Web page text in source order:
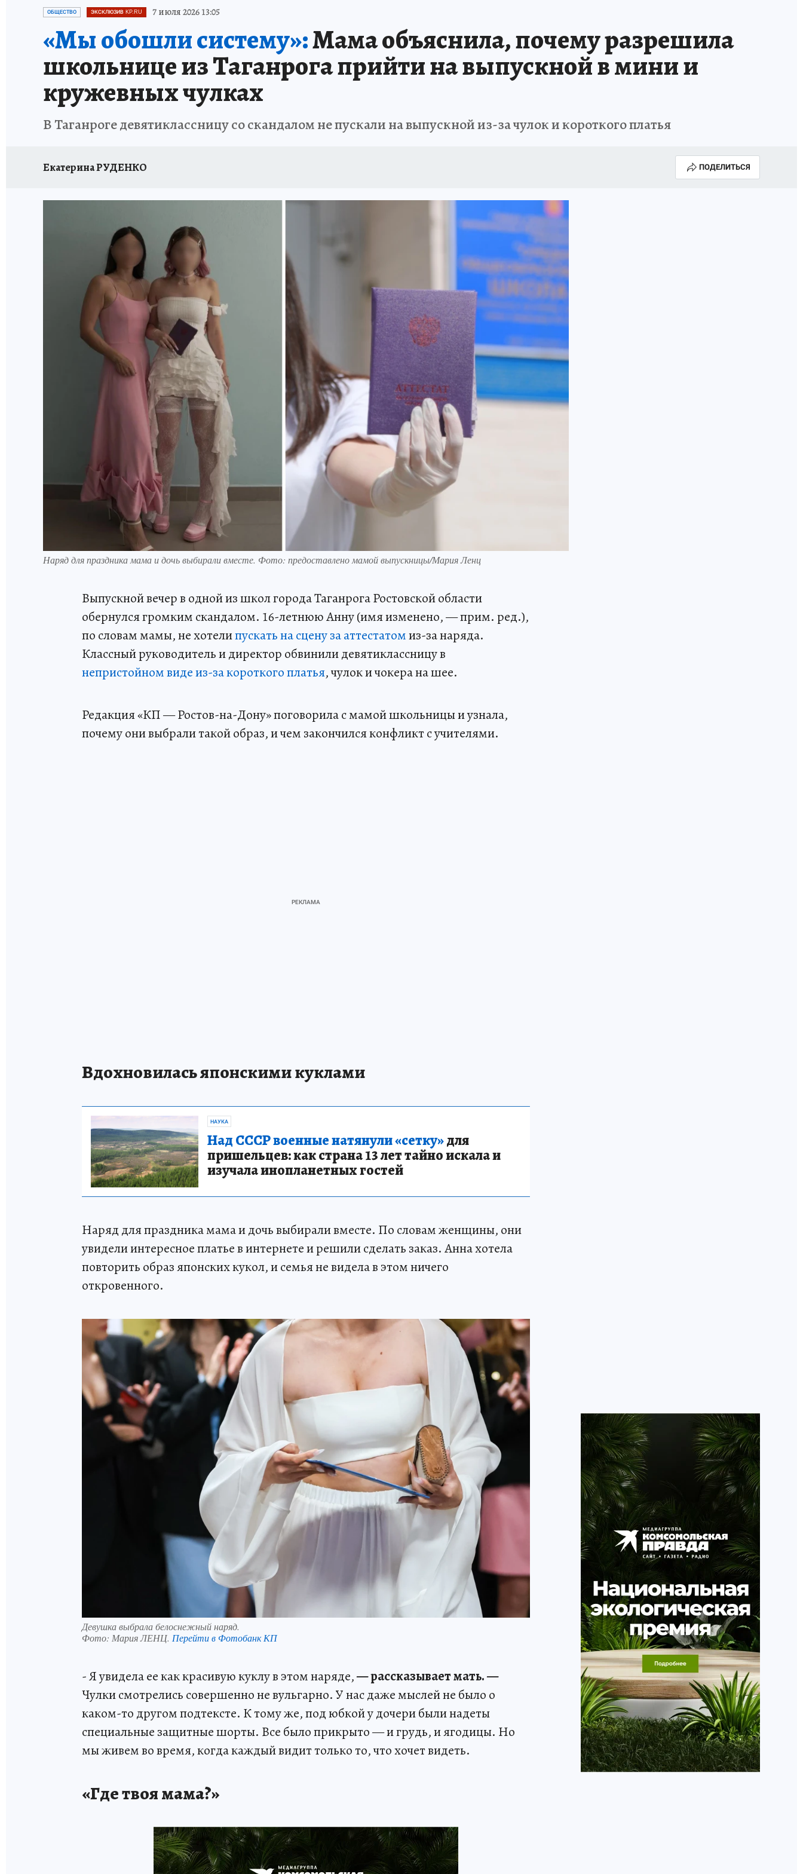
ЗАПОВЕДНАЯ РОССИЯ ПРОИСШЕСТВИЯ
ОБЩЕСТВО ЭКСКЛЮЗИВ KP.RU 7 июля 2026 13:05
«Мы обошли систему»:Мама объяснила, почему разрешила
школьнице из Таганрога прийти на выпускной в мини и
кружевных чулках
В Таганроге девятиклассницу со скандалом не пускали на выпускной из-за чулок и короткого платья
Екатерина РУДЕНКО ПОДЕЛИТЬСЯ
Наряд для праздника мама и дочь выбирали вместе. Фото: предоставлено мамой выпускницы/Мария Ленц
Выпускной вечер в одной из школ города Таганрога Ростовской области
обернулся громким скандалом. 16-летнюю Анну (имя изменено, — прим. ред.),
по словам мамы, не хотелипускать на сцену за аттестатомиз-за наряда.
Классный руководитель и директор обвинили девятиклассницу в
непристойном виде из-за короткого платья, чулок и чокера на шее.
Редакция «КП — Ростов-на-Дону» поговорила с мамой школьницы и узнала,
почему они выбрали такой образ, и чем закончился конфликт с учителями.
Вдохновилась японскими куклами
НАУКА
Над СССР военные натянули «сетку»для
пришельцев: как страна 13 лет тайно искала и
изучала инопланетных гостей
Наряд для праздника мама и дочь выбирали вместе. По словам женщины, они
увидели интересное платье в интернете и решили сделать заказ. Анна хотела
повторить образ японских кукол, и семья не видела в этом ничего
откровенного.
Девушка выбрала белоснежный наряд.
Фото: Мария ЛЕНЦ. Перейти в Фотобанк КП
- Я увидела ее как красивую куклу в этом наряде,— рассказывает мать. —
Чулки смотрелись совершенно не вульгарно. У нас даже мыслей не было о
каком-то другом подтексте. К тому же, под юбкой у дочери были надеты
специальные защитные шорты. Все было прикрыто — и грудь, и ягодицы. Но
мы живем во время, когда каждый видит только то, что хочет видеть.
«Где твоя мама?»